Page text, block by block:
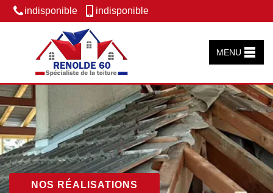
indisponible indisponible
MENU
NOS RÉALISATIONS